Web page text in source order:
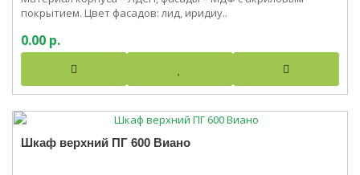
покрытием. Цвет фасадов: лид, иридиу..
0.00 р.
Шкаф верхний ПГ 600 Виано